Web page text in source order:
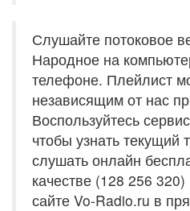
Слушайте потоковое
Народное на
телефоне. Плейлист
независящим от нас
Воспользуйтесь
чтобы узнать
слушать онлайн
качестве (128 256
сайте Vo-Radio.ru в